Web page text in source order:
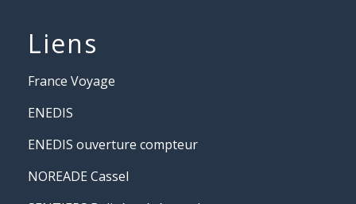
Liens
France Voyage
ENEDIS
ENEDIS ouverture compteur
NOREADE Cassel